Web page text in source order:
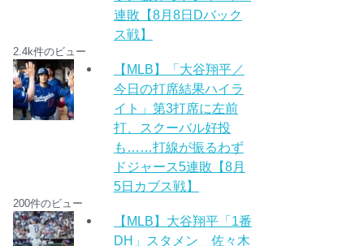
連敗【8月8日Dバック
ス戦】
2.4k件のビュー
【MLB】「大谷翔平／
今日の打席結果ハイラ
イト」第3打席に左前
打、スクーバル好投
も……打線が振るわず
ドジャース5連敗【8月
5日カブス戦】
200件のビュー
【MLB】大谷翔平「1番
DH」スタメン 佐々木